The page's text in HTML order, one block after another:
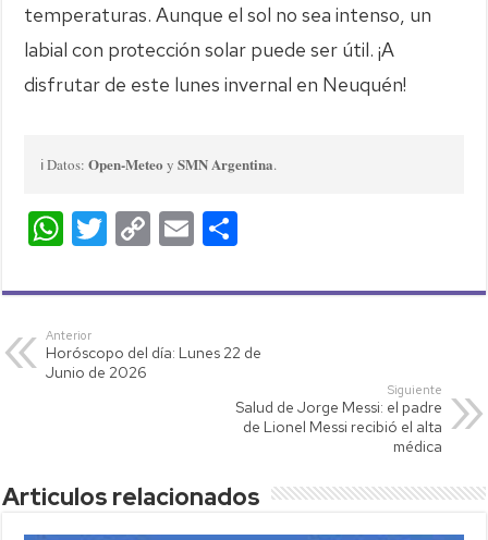
temperaturas. Aunque el sol no sea intenso, un
labial con protección solar puede ser útil. ¡A
disfrutar de este lunes invernal en Neuquén!
ℹ️ Datos:Open-Meteo ySMN Argentina.
W
at
s
A
T
tt
C
p
Li
E
ail m
ar
tir
Anterior
Horóscopo del día: Lunes 22 de
Junio de 2026
Siguiente
Salud de Jorge Messi: el padre
de Lionel Messi recibió el alta
médica
Articulos relacionados